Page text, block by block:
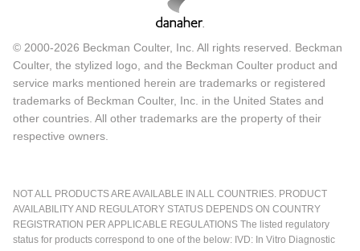
© 2000-2026 Beckman Coulter, Inc. All rights reserved. Beckman
Coulter, the stylized logo, and the Beckman Coulter product and
service marks mentioned herein are trademarks or registered
trademarks of Beckman Coulter, Inc. in the United States and
other countries. All other trademarks are the property of their
respective owners.
NOT ALL PRODUCTS ARE AVAILABLE IN ALL COUNTRIES. PRODUCT
AVAILABILITY AND REGULATORY STATUS DEPENDS ON COUNTRY
REGISTRATION PER APPLICABLE REGULATIONS The listed regulatory
status for products correspond to one of the below: IVD: In Vitro Diagnostic